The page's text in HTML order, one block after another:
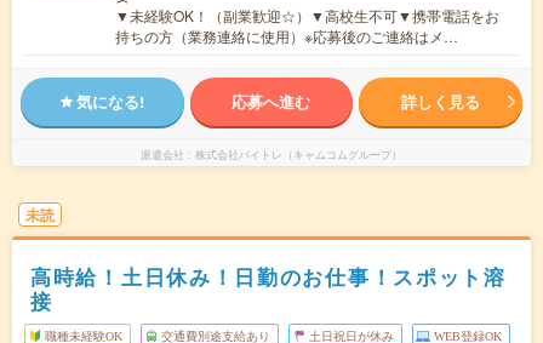
▼未経験OK！（副業歓迎☆）▼高校生不可▼携帯電話をお
持ちの方（業務連絡に使用）※応募後のご連絡はメ…
気になる! 応募へ進む 詳しく見る
派遣会社 株式会社バイトレ（キャムコムグループ）
未読
高時給！土日休み！日勤のお仕事！スポット溶
接
職種未経験OK 交通費別途支給あり 土日祝日が休み WEB登録OK